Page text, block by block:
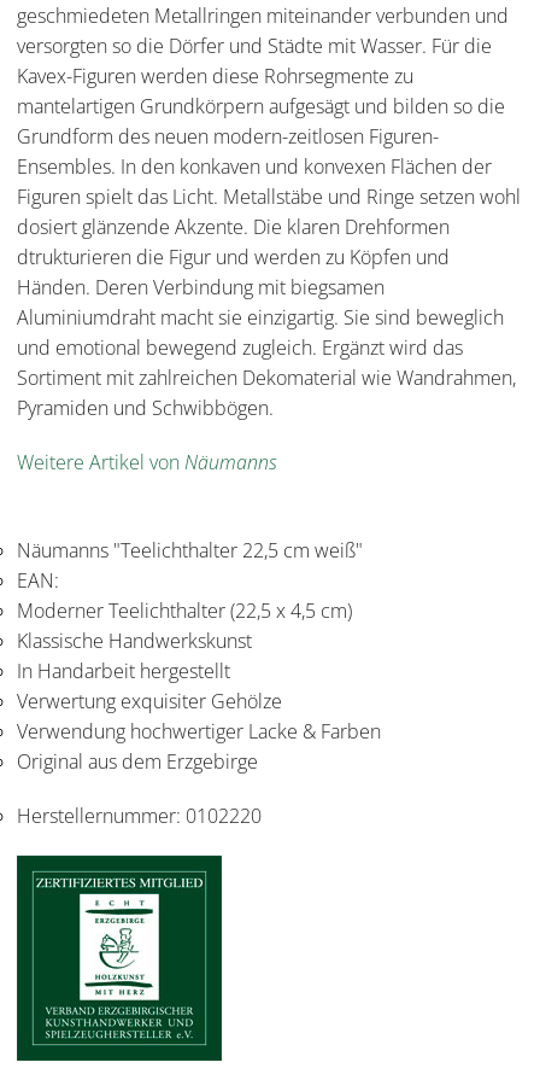
geschmiedeten Metallringen miteinander verbunden und
versorgten so die Dörfer und Städte mit Wasser. Für die
Kavex-Figuren werden diese Rohrsegmente zu
mantelartigen Grundkörpern aufgesägt und bilden so die
Grundform des neuen modern-zeitlosen Figuren-
Ensembles. In den konkaven und konvexen Flächen der
Figuren spielt das Licht. Metallstäbe und Ringe setzen wohl
dosiert glänzende Akzente. Die klaren Drehformen
dtrukturieren die Figur und werden zu Köpfen und
Händen. Deren Verbindung mit biegsamen
Aluminiumdraht macht sie einzigartig. Sie sind beweglich
und emotional bewegend zugleich. Ergänzt wird das
Sortiment mit zahlreichen Dekomaterial wie Wandrahmen,
Pyramiden und Schwibbögen.
Weitere Artikel vonNäumanns
Näumanns "Teelichthalter 22,5 cm weiß"
EAN:
Moderner Teelichthalter (22,5 x 4,5 cm)
Klassische Handwerkskunst
In Handarbeit hergestellt
Verwertung exquisiter Gehölze
Verwendung hochwertiger Lacke & Farben
Original aus dem Erzgebirge
Herstellernummer: 0102220